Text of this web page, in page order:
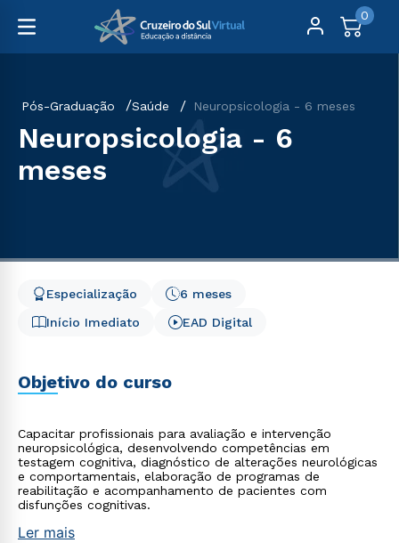
0
Pós-Graduação Saúde Neuropsicologia - 6 meses
Neuropsicologia - 6
meses
Início Imediato
6 meses
Especialização
EAD Digital
Objetivo do curso
Capacitar profissionais para avaliação e intervenção
neuropsicológica, desenvolvendo competências em
testagem cognitiva, diagnóstico de alterações neurológicas
e comportamentais, elaboração de programas de
reabilitação e acompanhamento de pacientes com
disfunções cognitivas.
Ler mais